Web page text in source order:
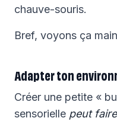
chauve-souris.
Bref, voyons ça
Adapter ton
Créer une petite «
sensorielle peut